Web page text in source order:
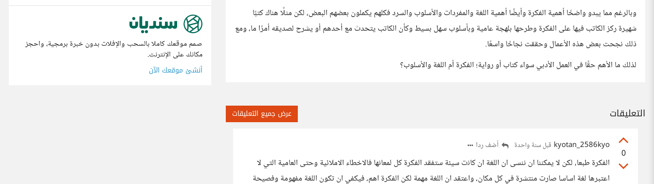
وبالرغم مما يبدو واضحًا أهمية الفكرة وأيضًا أهمية اللغة والمفردات والأسلوب والسرد فكلهم يكملون بعضهم البعض، لكن مثلًا هناك كتبًا
شهيرة ركز الكاتب فيها على الفكرة وطرحها بلهجة عامية وبأسلوب سهل بسيط وكأن الكاتب يتحدث مع أحدهم أو يشرح لصديقه أمرًا ما، ومع
ذلك نجحت بعض هذه الأعمال وحققت نجاحًا واسعًا.
لذلك ما الأهم حقًا في العمل الأدبي سواء كتاب أو رواية؛ الفكرة أم اللغة والأسلوب؟
التعليقات عرض جميع التعليقات
0
kyotan_2586kyo قبل سنة واحدة أضف ردا
الفكرة طبعا، لكن لا يمكننا ان ننسى ان اللغة ان كاﻧت سيئة ستفقد الفكرة كل لمعانها فالاخطاء الاملائية وحتى العامية التي لا
اعتبرها لغة اساسا صارت منتشرة في كل مكان، واعتقد ان اللغة مهمة لكن الفكرة اهم، فيكفي ان تكون اللغة مفهومة وفصيحة
صمم موقعك كاملا بالسحب والإفلات بدون خبرة برمجية، واحجز
مكانك على الإنترنت.
أنشئ موقعك الآن